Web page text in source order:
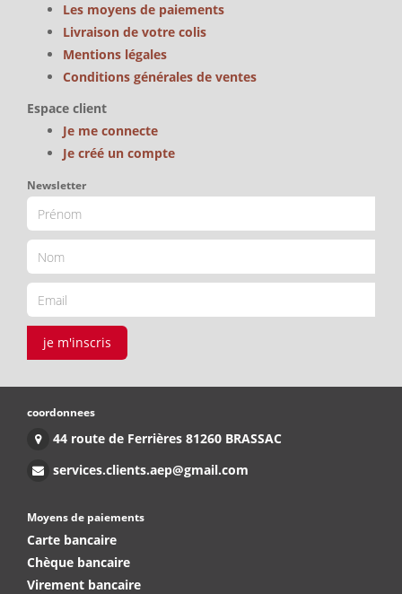
Les moyens de paiements
Livraison de votre colis
Mentions légales
Conditions générales de ventes
Espace client
Je me connecte
Je créé un compte
Newsletter
je m'inscris
coordonnees
44 route de Ferrières 81260 BRASSAC
services.clients.aep@gmail.com
Moyens de paiements
Carte bancaire
Chèque bancaire
Virement bancaire